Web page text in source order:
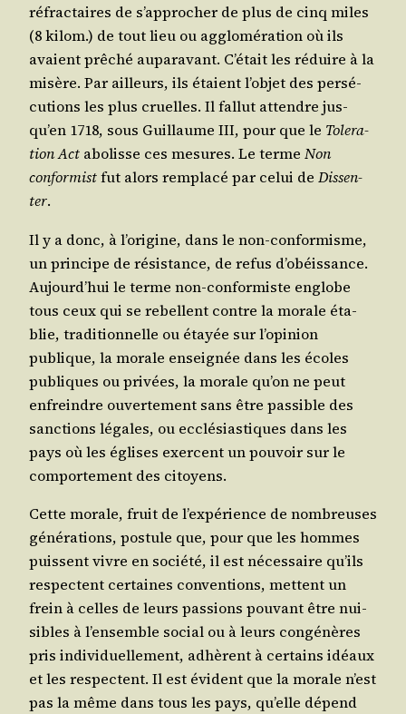
réfrac­taires de s’ap­pro­cher de plus de cinq miles
(8 kilom.) de tout lieu ou agglo­mé­ra­tion où ils
avaient prê­ché aupa­ra­vant. C’é­tait les réduire à la
misère. Par ailleurs, ils étaient l’ob­jet des per­sé­
cu­tions les plus cruelles. Il fal­lut attendre jus­
qu’en 1718, sous Guillaume III, pour que le Tole­ra­
tion Act abo­lisse ces mesures. Le terme Non
confor­mistfut alors rem­pla­cé par celui de Dis­sen­
ter.
Il y a donc, à l’o­ri­gine, dans le non-confor­misme,
un prin­cipe de résis­tance, de refus d’o­béis­sance.
Aujourd’­hui le terme non-confor­miste englobe
tous ceux qui se rebellent contre la morale éta­
blie, tra­di­tion­nelle ou étayée sur l’o­pi­nion
publique, la morale ensei­gnée dans les écoles
publiques ou pri­vées, la morale qu’on ne peut
enfreindre ouver­te­ment sans être pas­sible des
sanc­tions légales, ou ecclé­sias­tiques dans les
pays où les églises exercent un pou­voir sur le
com­por­te­ment des citoyens.
Cette morale, fruit de l’ex­pé­rience de nom­breuses
géné­ra­tions, pos­tule que, pour que les hommes
puissent vivre en socié­té, il est néces­saire qu’ils
res­pectent cer­taines conven­tions, mettent un
frein à celles de leurs pas­sions pou­vant être nui­
sibles à l’en­semble social ou à leurs congé­nères
pris indi­vi­duel­le­ment, adhèrent à cer­tains idéaux
et les res­pectent. Il est évident que la morale n’est
pas la même dans tous les pays, qu’elle dépend